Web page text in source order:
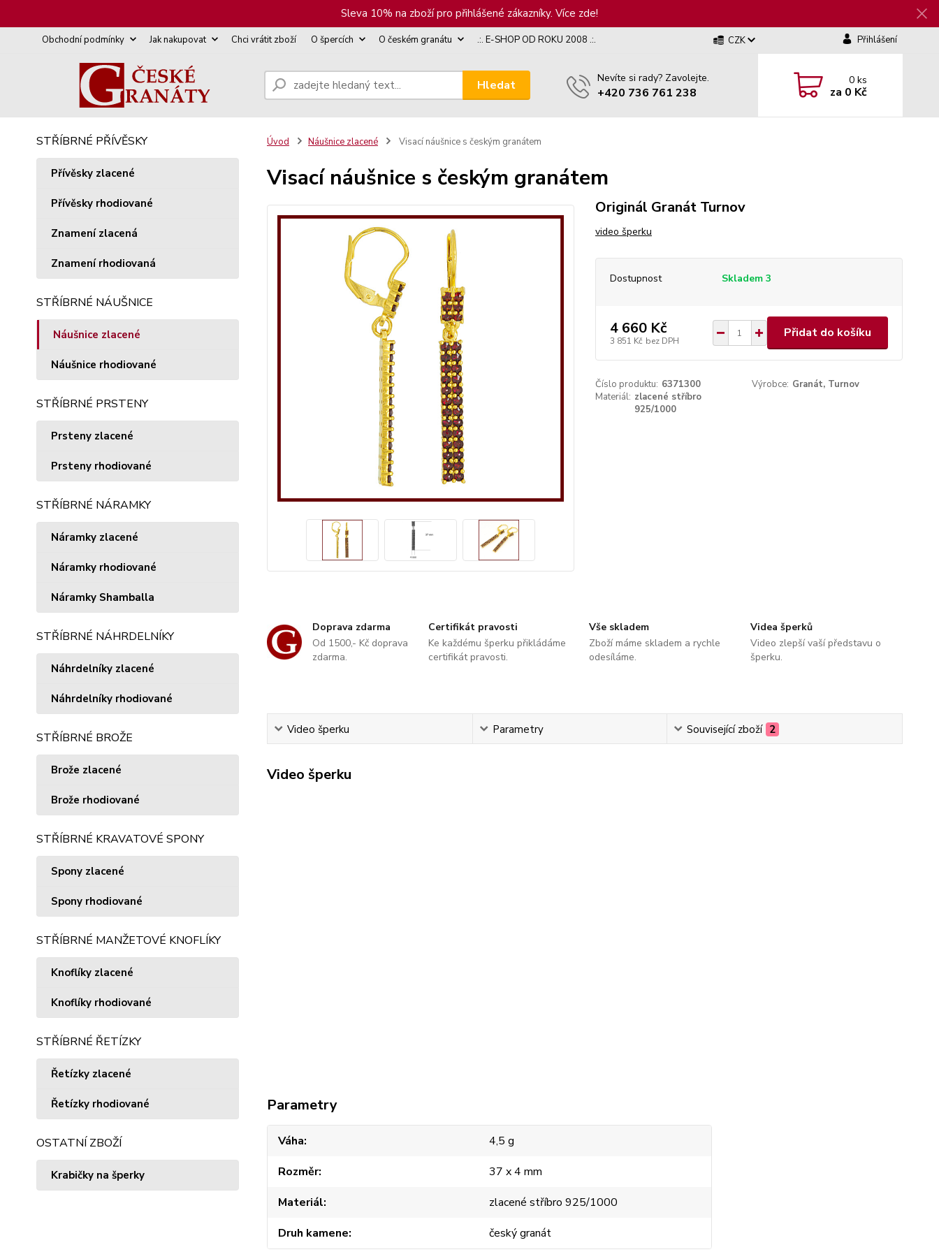
Sleva 10% na zboží pro přihlášené zákazníky. Více zde!
Obchodní podmínky Jak nakupovat Chci vrátit zboží O špercích O českém granátu .:. E-SHOP OD ROKU 2008 .:. CZK Přihlášení
Hledat Nevíte si rady? Zavolejte.
+420 736 761 238
0ks
za 0 Kč
STŘÍBRNÉ PŘÍVĚSKY
Přívěsky zlacené
Přívěsky rhodiované
Znamení zlacená
Znamení rhodiovaná
STŘÍBRNÉ NÁUŠNICE
Náušnice zlacené
Náušnice rhodiované
STŘÍBRNÉ PRSTENY
Prsteny zlacené
Prsteny rhodiované
STŘÍBRNÉ NÁRAMKY
Náramky zlacené
Náramky rhodiované
Náramky Shamballa
STŘÍBRNÉ NÁHRDELNÍKY
Náhrdelníky zlacené
Náhrdelníky rhodiované
STŘÍBRNÉ BROŽE
Brože zlacené
Brože rhodiované
STŘÍBRNÉ KRAVATOVÉ SPONY
Spony zlacené
Spony rhodiované
STŘÍBRNÉ MANŽETOVÉ KNOFLÍKY
Knoflíky zlacené
Knoflíky rhodiované
STŘÍBRNÉ ŘETÍZKY
Řetízky zlacené
Řetízky rhodiované
OSTATNÍ ZBOŽÍ
Krabičky na šperky
Úvod Náušnice zlacené Visací náušnice s českým granátem
Visací náušnice s českým granátem
Originál Granát Turnov
video šperku
Dostupnost Skladem 3
4 660 Kč
3 851 Kč bez DPH
Přidat do košíku
Číslo produktu: 6371300 Výrobce: Granát, Turnov
Materiál: zlacené stříbro
925/1000
Doprava zdarma
Od 1500,- Kč doprava
zdarma.
Certifikát pravosti
Ke každému šperku přikládáme
certifikát pravosti.
Vše skladem
Zboží máme skladem a rychle
odesíláme.
Videa šperků
Video zlepší vaší představu o
šperku.
Video šperku Parametry Související zboží 2
Video šperku
Parametry
Váha
4,5 g
Rozměr
37 x 4 mm
Materiál
zlacené stříbro 925/1000
Druh kamene
český granát